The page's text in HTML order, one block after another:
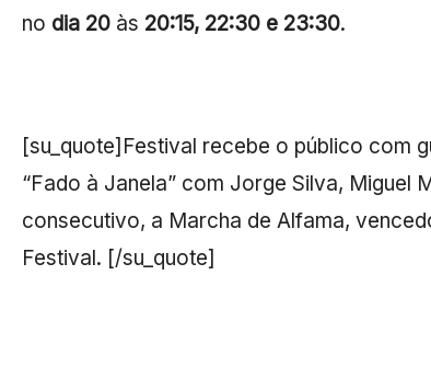
no dia 20 às 20:15, 22:30 e 23:30.
[su_quote]Festival recebe o público com
“Fado à Janela” com Jorge Silva, Miguel
consecutivo, a Marcha de Alfama,
Festival. [/su_quote]